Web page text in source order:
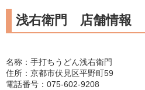
浅右衛門 店舗情報
名称：手打ちうどん浅右衛門
住所：京都市伏見区平野町59
電話番号：075-602-9208